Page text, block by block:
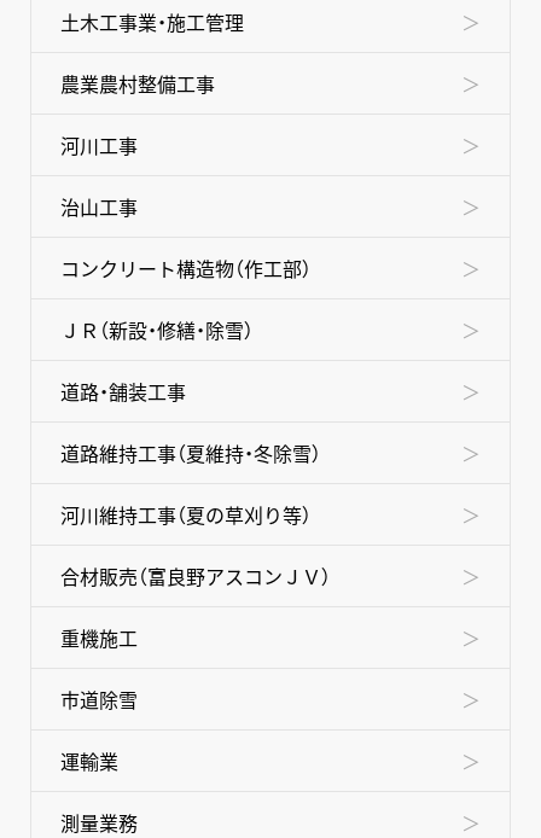
NEWS
コンセプト
スペシャルムービー
グループ情報
お問い合わせ
土木工事業・施工管理
農業農村整備工事
河川工事
治山工事
コンクリート構造物（作工部）
ＪＲ（新設・修繕・除雪）
道路・舗装工事
道路維持工事（夏維持・冬除雪）
河川維持工事（夏の草刈り等）
合材販売（富良野アスコンＪＶ）
重機施工
市道除雪
運輸業
測量業務